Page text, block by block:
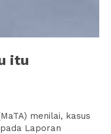
itu
menilai, kasus
Laporan